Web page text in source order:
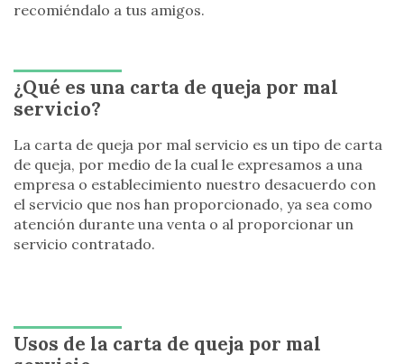
recomiéndalo a tus amigos.
¿Qué es una carta de queja por mal
servicio?
La carta de queja por mal servicio es un tipo de carta
de queja, por medio de la cual le expresamos a una
empresa o establecimiento nuestro desacuerdo con
el servicio que nos han proporcionado, ya sea como
atención durante una venta o al proporcionar un
servicio contratado.
Usos de la carta de queja por mal